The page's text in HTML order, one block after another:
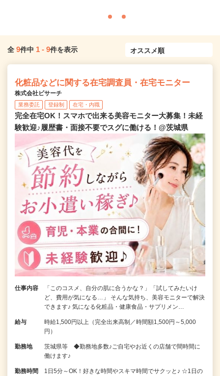
全 9件中 1 - 9件を表示
化粧品などに関する在宅調査員・在宅モニター
株式会社ビサーチ
業務委託 登録制 在宅・内職
完全在宅OK！スマホで出来る美容モニター大募集！未経
験歓迎♪履歴書・面接不要でスグに働ける！@茨城県
仕事内容
「このコスメ、自分の肌に合うかな？」「試してみたいけ
ど、費用が気になる…」 そんな気持ち、美容モニターで解決
できます♪ 気になる化粧品・健康食品・サプリメン…
給与
時給1,500円以上（完全出来高制／時間額1,500円～5,000
円）
勤務地
茨城県等 ◆勤務地多数♪ご自宅やお近くの店舗で間時間に
働けます♪
勤務時間
1日5分～OK！好きな時間やスキマ時間でサクッと♪ ☆1日の